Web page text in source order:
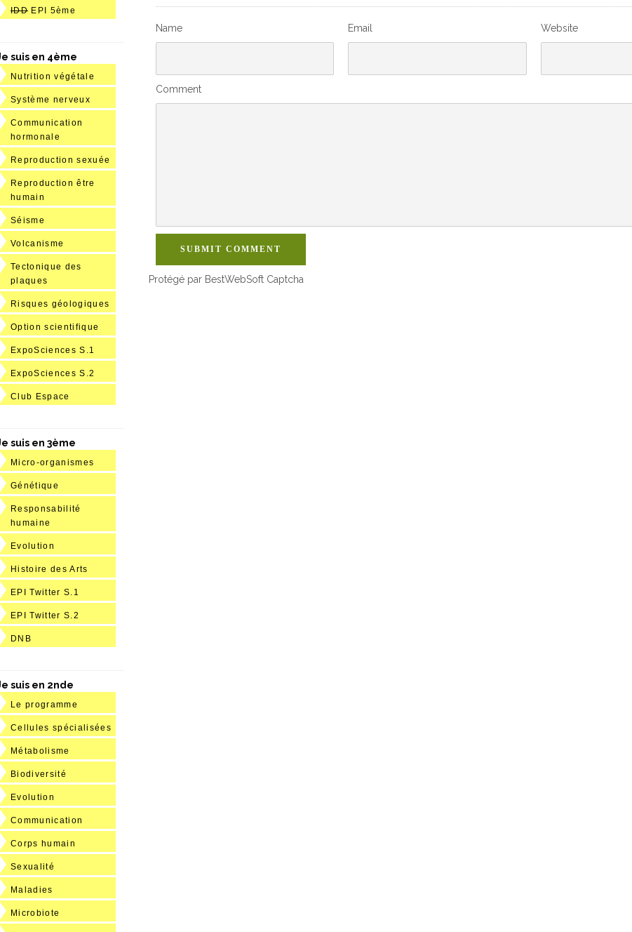
Name Email Website
Comment
SUBMIT COMMENT
Protégé par BestWebSoft Captcha
IDD EPI 5ème
suis en 4ème
Nutrition végétale
Système nerveux
Communication
hormonale
Reproduction sexuée
Reproduction être
humain
Séisme
Volcanisme
Tectonique des
plaques
Risques géologiques
Option scientifique
ExpoSciences S.1
ExpoSciences S.2
Club Espace
suis en 3ème
Micro-organismes
Génétique
Responsabilité
humaine
Evolution
Histoire des Arts
EPI Twitter S.1
EPI Twitter S.2
DNB
suis en 2nde
Le programme
Cellules spécialisées
Métabolisme
Biodiversité
Evolution
Communication
Corps humain
Sexualité
Maladies
Microbiote